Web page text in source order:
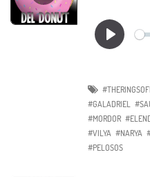
#GALADRIEL
#MORDOR
#VILYA #NARYA
#PELOSOS